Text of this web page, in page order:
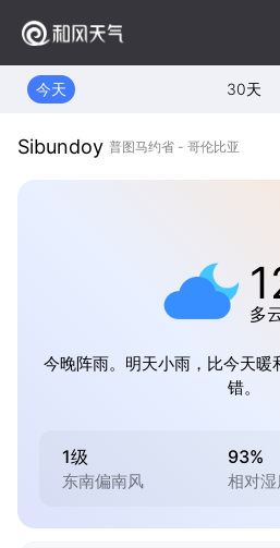
今天 30天
Sibundoy 普图马约省 - 哥伦比亚
多
今晚阵雨。明天小雨，比今天暖
错。
1级
东南偏南风
93%
相对